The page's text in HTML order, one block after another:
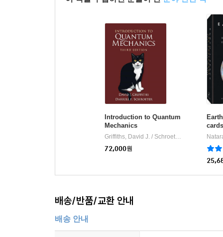
Introduction to Quantum
Mechanics
Griffiths, David J. / Schroeter, Darrell F. |
72,000원
cards
배송/반품/교환 안내
배송 안내